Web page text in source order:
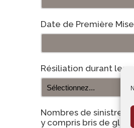
Date de Première
Résiliation durant les
Nombres de sinistres
y compris bris de